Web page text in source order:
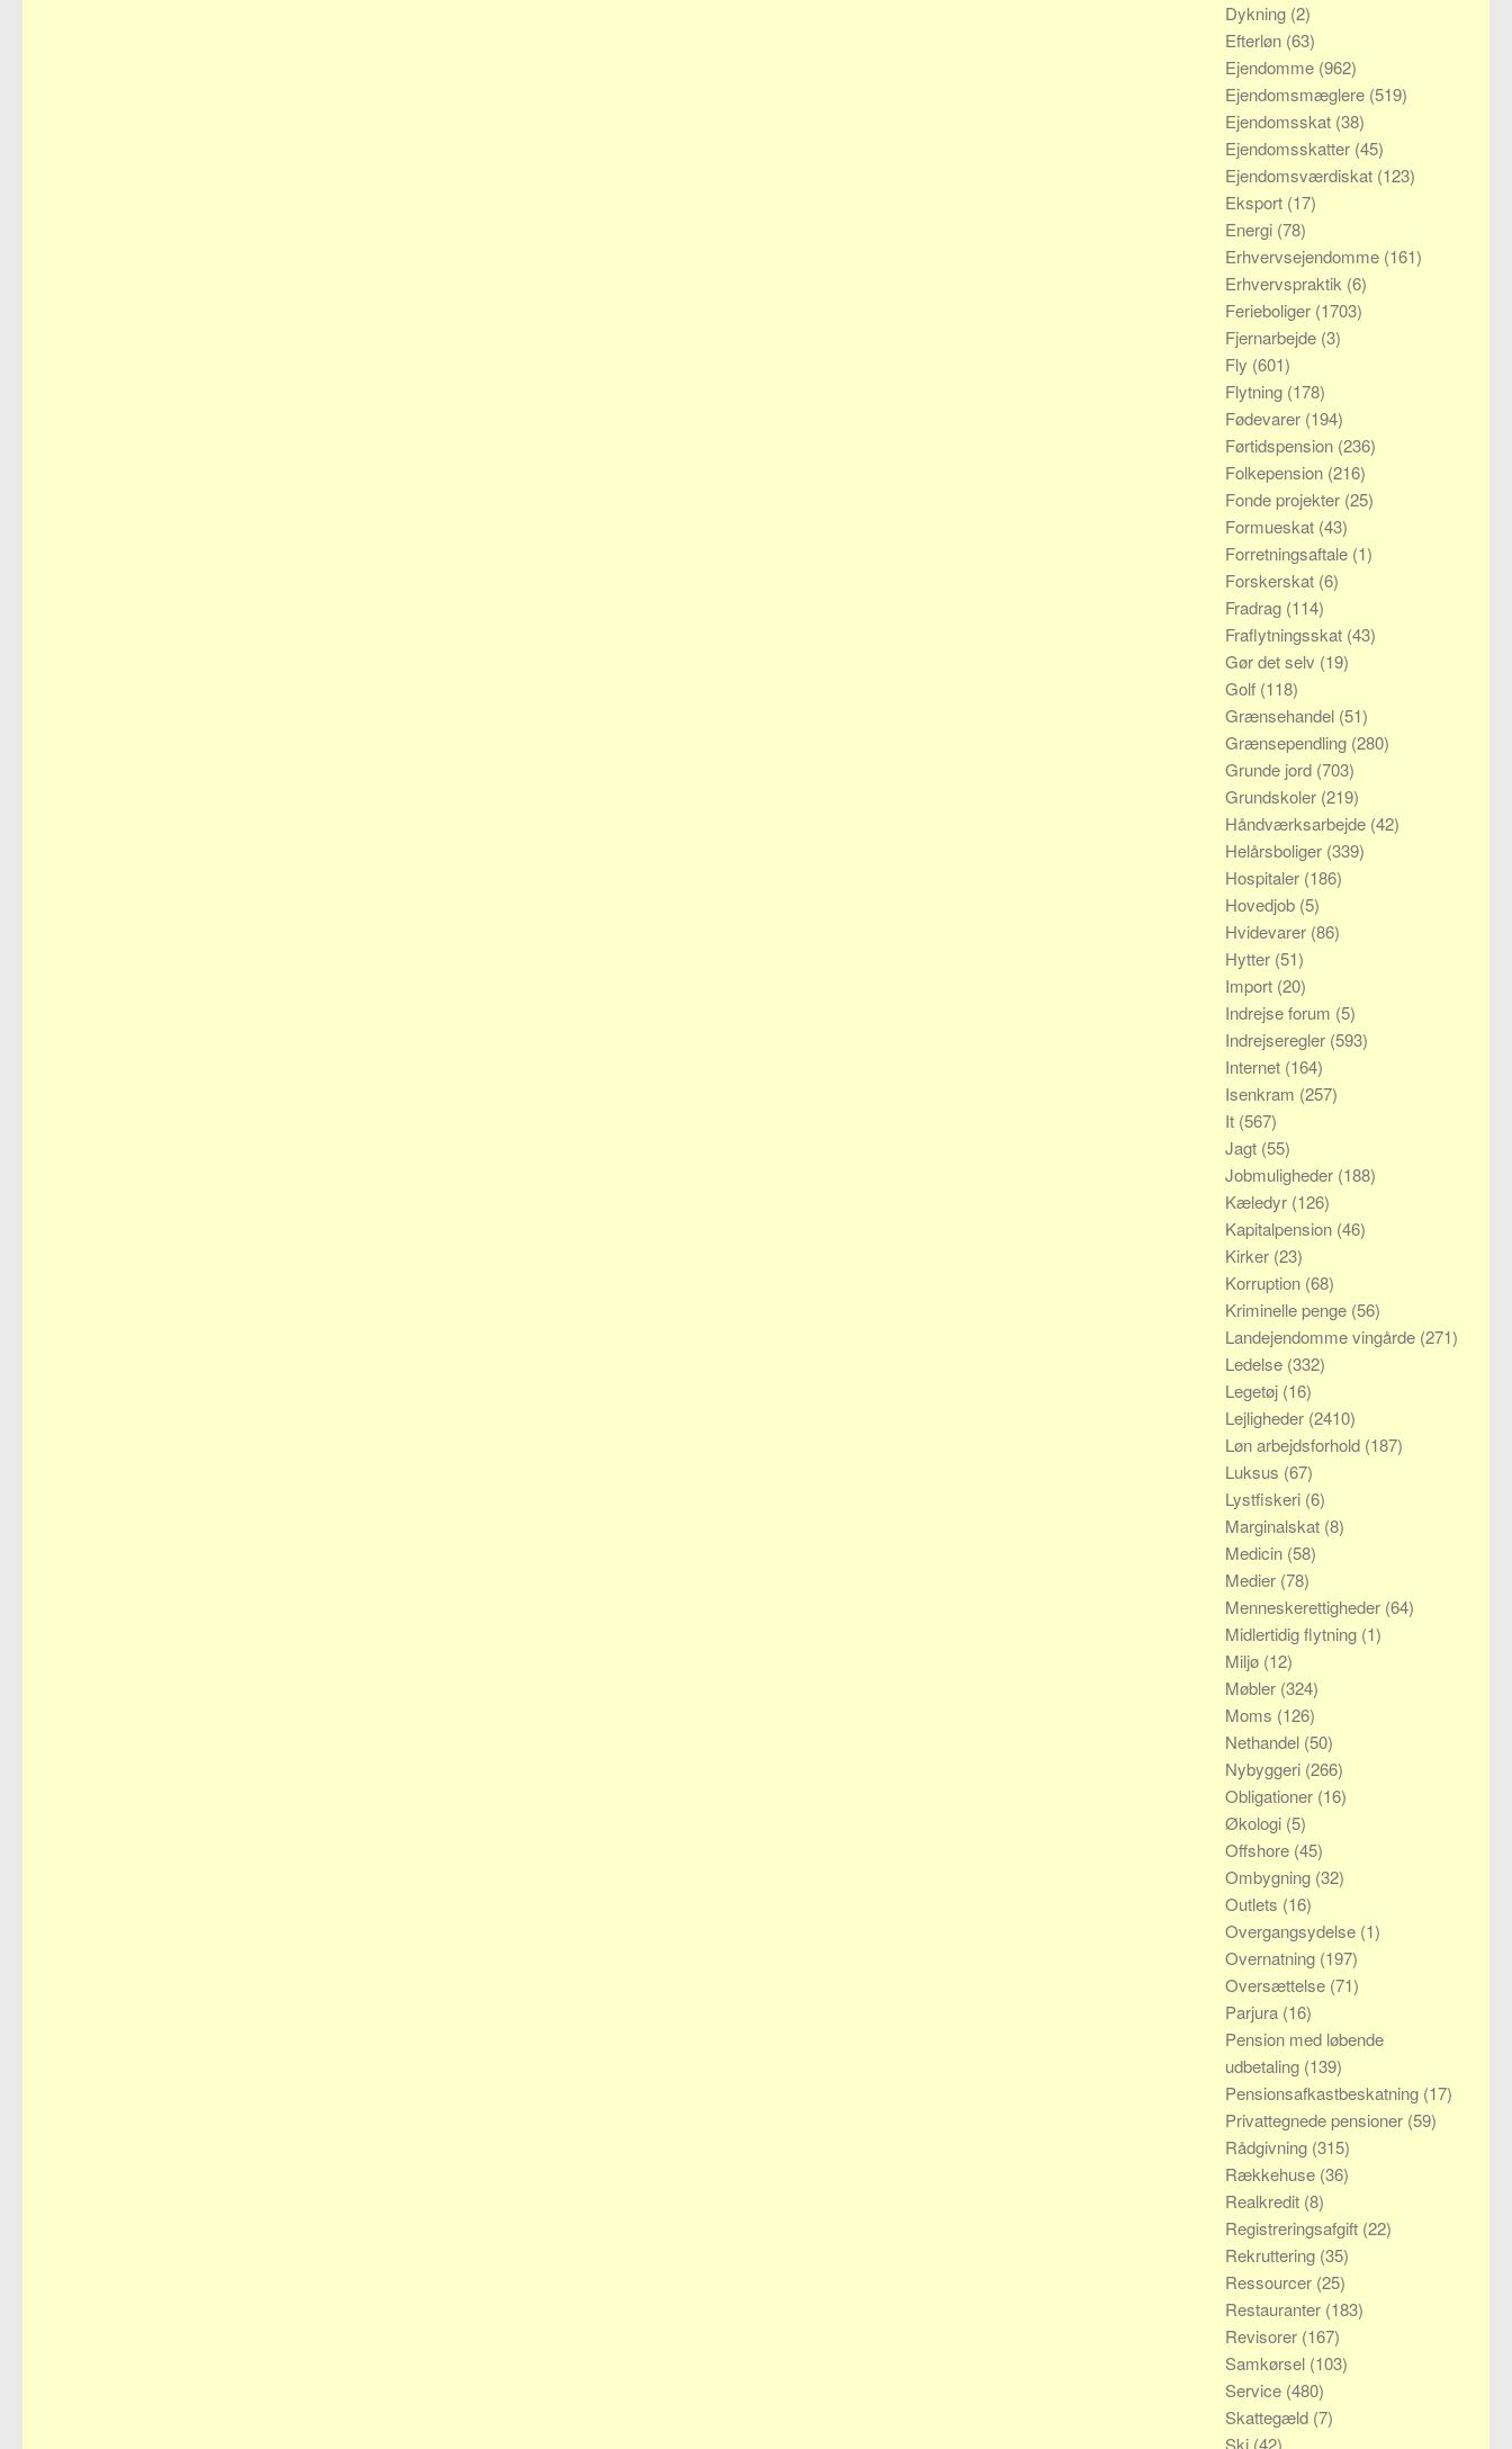
Dykning (2)
Efterløn (63)
Ejendomme (962)
Ejendomsmæglere (519)
Ejendomsskat (38)
Ejendomsskatter (45)
Ejendomsværdiskat (123)
Eksport (17)
Energi (78)
Erhvervsejendomme (161)
Erhvervspraktik (6)
Ferieboliger (1703)
Fjernarbejde (3)
Fly (601)
Flytning (178)
Fødevarer (194)
Førtidspension (236)
Folkepension (216)
Fonde projekter (25)
Formueskat (43)
Forretningsaftale (1)
Forskerskat (6)
Fradrag (114)
Fraflytningsskat (43)
Gør det selv (19)
Golf (118)
Grænsehandel (51)
Grænsependling (280)
Grunde jord (703)
Grundskoler (219)
Håndværksarbejde (42)
Helårsboliger (339)
Hospitaler (186)
Hovedjob (5)
Hvidevarer (86)
Hytter (51)
Import (20)
Indrejse forum (5)
Indrejseregler (593)
Internet (164)
Isenkram (257)
It (567)
Jagt (55)
Jobmuligheder (188)
Kæledyr (126)
Kapitalpension (46)
Kirker (23)
Korruption (68)
Kriminelle penge (56)
Landejendomme vingårde (271)
Ledelse (332)
Legetøj (16)
Lejligheder (2410)
Løn arbejdsforhold (187)
Luksus (67)
Lystfiskeri (6)
Marginalskat (8)
Medicin (58)
Medier (78)
Menneskerettigheder (64)
Midlertidig flytning (1)
Miljø (12)
Møbler (324)
Moms (126)
Nethandel (50)
Nybyggeri (266)
Obligationer (16)
Økologi (5)
Offshore (45)
Ombygning (32)
Outlets (16)
Overgangsydelse (1)
Overnatning (197)
Oversættelse (71)
Parjura (16)
Pension med løbende
udbetaling (139)
Pensionsafkastbeskatning (17)
Privattegnede pensioner (59)
Rådgivning (315)
Rækkehuse (36)
Realkredit (8)
Registreringsafgift (22)
Rekruttering (35)
Ressourcer (25)
Restauranter (183)
Revisorer (167)
Samkørsel (103)
Service (480)
Skattegæld (7)
Ski (42)